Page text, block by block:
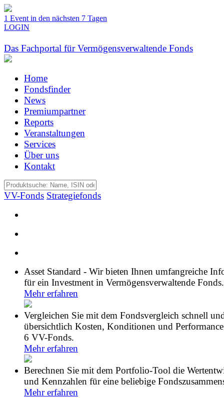
1 Event in den nächsten 7 Tagen
LOGIN
Das Fachportal für Vermögensverwaltende Fonds
Home
Fondsfinder
News
Premiumpartner
Reports
Veranstaltungen
Services
Über uns
Kontakt
VV-Fonds Strategiefonds
Asset Standard - Wir bieten Ihnen umfangreiche
für ein Investment in Vermögensverwaltende Fonds.
Mehr erfahren
Vergleichen Sie mit dem Fondsvergleich schnell
übersichtlich Kosten, Konditionen und
6 VV-Fonds.
Mehr erfahren
Berechnen Sie mit dem Portfolio-Tool die
und Kennzahlen für eine beliebige
Mehr erfahren